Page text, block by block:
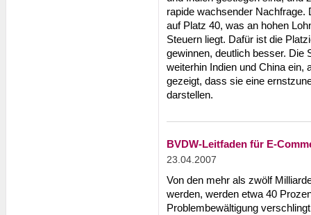
rapide wachsender Nachfrage.
auf Platz 40, was an hohen
Steuern liegt. Dafür ist die
gewinnen, deutlich besser. Die
weiterhin Indien und China ein,
gezeigt, dass sie eine
darstellen.
BVDW-Leitfaden für E-
23.04.2007
Von den mehr als zwölf
werden, werden etwa 40
Problembewältigung